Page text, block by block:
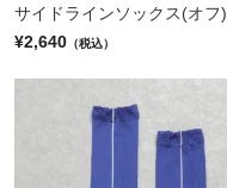
サイドラインソックス(オフ)
¥2,640 （税込）